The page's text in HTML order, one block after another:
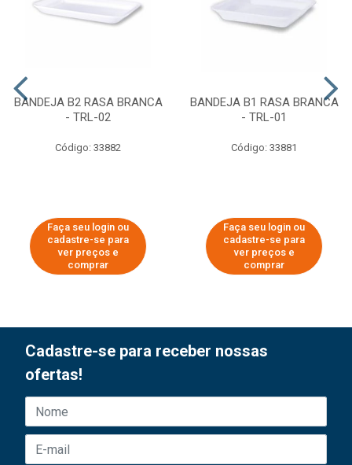
BANDEJA B2 RASA BRANCA
- TRL-02
Código: 33882
Faça seu login ou
cadastre-se para
ver preços e
comprar
BANDEJA B1 RASA BRANCA
- TRL-01
Código: 33881
Faça seu login ou
cadastre-se para
ver preços e
comprar
Cadastre-se para receber nossas
ofertas!